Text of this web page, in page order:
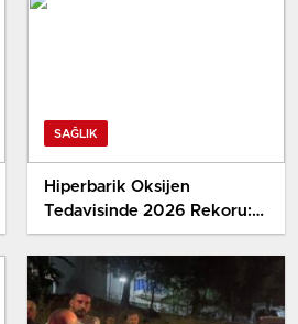
SAĞLIK
Hiperbarik Oksijen
Tedavisinde 2026 Rekoru:
10 Bin Hasta Yararlandı